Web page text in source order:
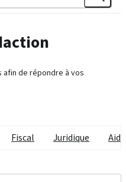
de répondre à vos
Fiscal Juridique